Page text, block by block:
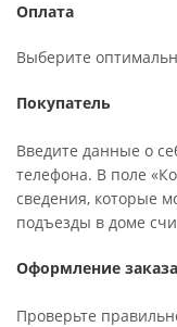
Оплата
Выберите
Покупатель
Введите данные о
телефона. В поле
сведения, которые
подъезды в доме
Оформление заказа
Проверьте